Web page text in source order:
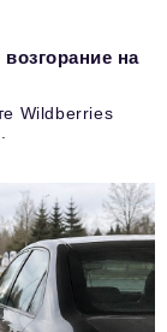
на
Wildberries